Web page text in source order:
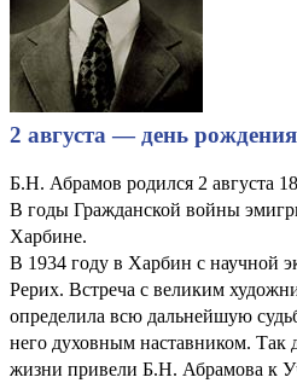
2 августа — день
Б.Н. Абрамов родился 2 августа
В годы Гражданской войны
Харбине.
В 1934 году в Харбин с научной
Рерих. Встреча с великим
определила всю дальнейшую
него духовным наставником. Так
жизни привели Б.Н. Абрамова к